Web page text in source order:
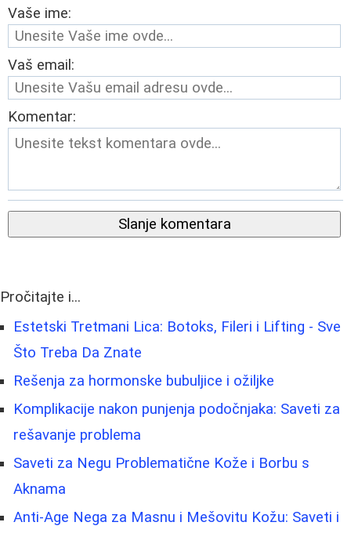
Vaše ime:
Vaš email:
Komentar:
Slanje komentara
Pročitajte i...
Estetski Tretmani Lica: Botoks, Fileri i Lifting - Sve
Što Treba Da Znate
Rešenja za hormonske bubuljice i ožiljke
Komplikacije nakon punjenja podočnjaka: Saveti za
rešavanje problema
Saveti za Negu Problematične Kože i Borbu s
Aknama
Anti-Age Nega za Masnu i Mešovitu Kožu: Saveti i